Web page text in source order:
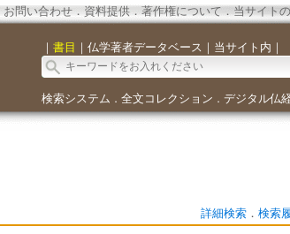
お問い合わせ． 資料提供． 著作権について．当サイト
｜ 書目 ｜ 仏学著者データベース ｜ 当サイト内 ｜
検索システム ． 全文コレクション ． デジタル仏
詳細検索． 検索